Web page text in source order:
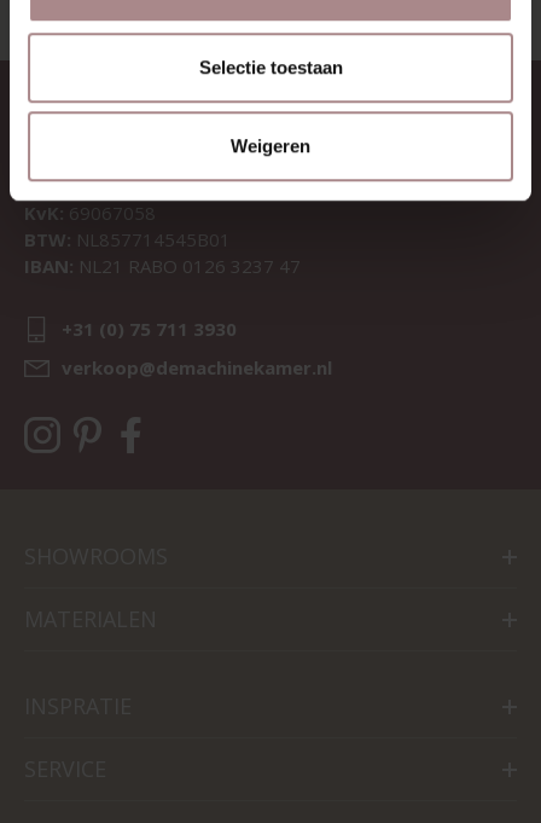
Selectie toestaan
Weigeren
CONTACT
Sav & Økse is een onderdeel van
De Machinekamer
KvK: 69067058
BTW: NL857714545B01
IBAN: NL21 RABO 0126 3237 47
+31 (0) 75 711 3930
verkoop@demachinekamer.nl